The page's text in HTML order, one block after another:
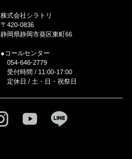
株式会社シラトリ
〒420-0836
静岡県静岡市葵区東町66
●コールセンター
054-646-2779
受付時間 / 11:00-17:00
定休日 / 土・日・祝祭日